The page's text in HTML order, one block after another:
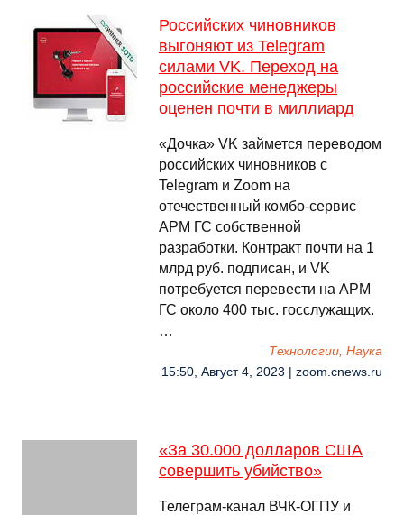
Российских чиновников
выгоняют из Telegram
силами VK. Переход на
российские менеджеры
оценен почти в миллиард
«Дочка» VK займется переводом
российских чиновников с
Telegram и Zoom на
отечественный комбо-сервис
АРМ ГС собственной
разработки. Контракт почти на 1
млрд руб. подписан, и VK
потребуется перевести на АРМ
ГС около 400 тыс. госслужащих.
…
Технологии, Наука
15:50, Август 4, 2023 | zoom.cnews.ru
«За 30.000 долларов США
совершить убийство»
Телеграм-канал ВЧК-ОГПУ и